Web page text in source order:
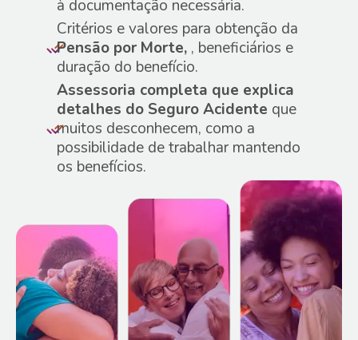
à documentação necessária.
Critérios e valores para obtenção da
Pensão por Morte,, beneficiários e
duração do benefício.
Assessoria completa que explica
detalhes do Seguro Acidente que
muitos desconhecem, como a
possibilidade de trabalhar mantendo
os benefícios.